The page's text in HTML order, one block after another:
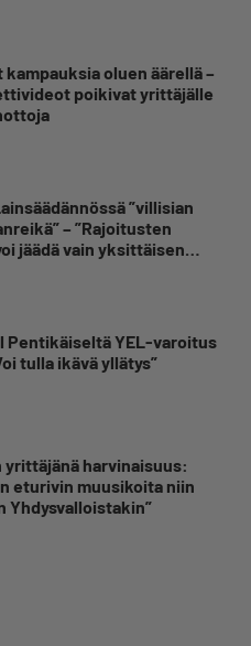
oluen äärellä –
poikivat yrittäjälle
”villisian
– ”Rajoitusten
jäädä vain yksittäisen
Pentikäiseltä YEL-varoitus
tulla ikävä yllätys”
yrittäjänä harvinaisuus:
eturivin muusikoita niin
Yhdysvalloistakin”